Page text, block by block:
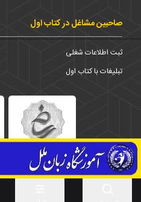
صاحبین مشاغل در کتاب اول
ثبت اطلاعات شغلی
تبلیغات با کتاب اول